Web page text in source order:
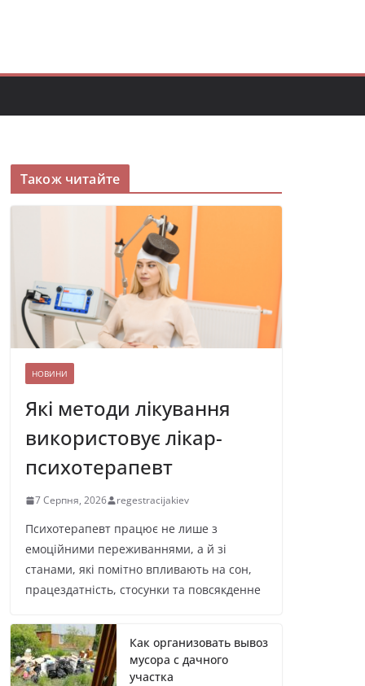
Також читайте
НОВИНИ
Які методи лікування
використовує лікар-
психотерапевт
7 Серпня, 2026 regestracijakiev
Психотерапевт працює не лише з
емоційними переживаннями, а й зі
станами, які помітно впливають на сон,
працездатність, стосунки та повсякденне
Как организовать вывоз
мусора с дачного
участка